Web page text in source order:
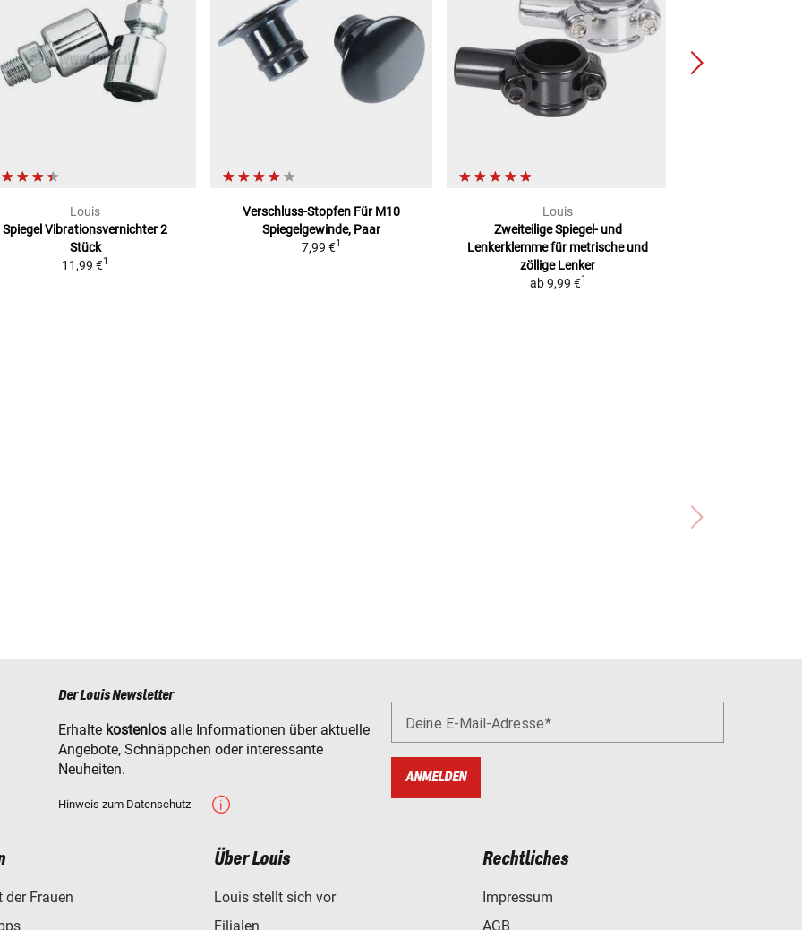
18)
Louis
Spiegel Vibrationsvernichter2
Stück
11,99 €1
Verschluss-Stopfen Für M10
Spiegelgewinde, Paar
7,99 €1
Louis
Zweiteilige Spiegel- und
Lenkerklemmefür metrische und
zöllige Lenker
ab 9,99 €1
Der Louis Newsletter
Erhalte kostenlos alle Informationen über aktuelle
Angebote, Schnäppchen oder interessante
Neuheiten.
Hinweis zum Datenschutz
Deine E-Mail-Adresse
ANMELDEN
der Frauen
Über Louis
Louis stellt sich vor
Filialen
Rechtliches
Impressum
AGB